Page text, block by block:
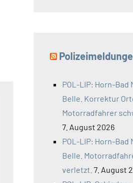
POL-LIP: Horn-Bad
Belle. Korrektur
Motorradfahrer
7. August 2026
POL-LIP: Horn-Bad
Belle.
verletzt. 7. August